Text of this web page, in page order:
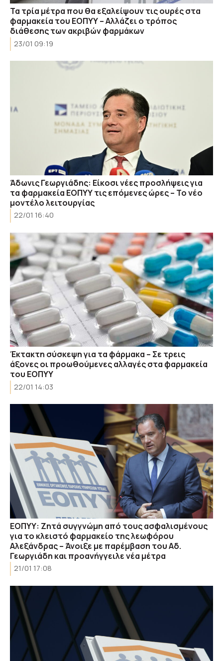
Τα τρία μέτρα που θα εξαλείψουν τις ουρές στα
φαρμακεία του ΕΟΠΥΥ – Αλλάζει ο τρόπος
διάθεσης των ακριβών φαρμάκων
23/01 09:19
Άδωνις Γεωργιάδης: Είκοσι νέες προσλήψεις για
τα φαρμακεία ΕΟΠΥΥ τις επόμενες ώρες – Το νέο
μοντέλο λειτουργίας
22/01 16:40
Έκτακτη σύσκεψη για τα φάρμακα – Σε τρεις
άξονες οι προωθούμενες αλλαγές στα φαρμακεία
του ΕΟΠΥΥ
22/01 14:03
ΕΟΠΥΥ: Ζητά συγγνώμη από τους ασφαλισμένους
για το κλειστό φαρμακείο της λεωφόρου
Αλεξάνδρας – Άνοιξε με παρέμβαση του Αδ.
Γεωργιάδη και προανήγγειλε νέα μέτρα
21/01 17:08